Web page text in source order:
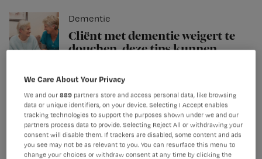
Dementie
Cliënt met dementie weigert te
douchen, deze tips kunnen
Samenwerken
‘Is de ADL in je eentje doen wel
zo efficiënt als je denkt?’
We Care About Your Privacy
We and our889 partners store and access personal data, like browsing
data or unique identifiers, on your device. Selecting I Accept enables
tracking technologies to support the purposes shown under we and our
partners process data to provide. Selecting Reject All or withdrawing your
consent will disable them. If trackers are disabled, some content and ads
you see may not be as relevant to you. You can resurface this menu to
change your choices or withdraw consent at any time by clicking the